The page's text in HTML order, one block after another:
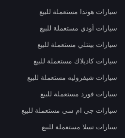
سيارات هوندا مستعملة للبيع
سيارات أودي مستعملة للبيع
سيارات بينتلي مستعملة للبيع
سيارات كاديلاك مستعملة للبيع
سيارات شيفروليه مستعملة للبيع
سيارات فورد مستعملة للبيع
سيارات جي ام سي مستعملة للبيع
سيارات تسلا مستعملة للبيع